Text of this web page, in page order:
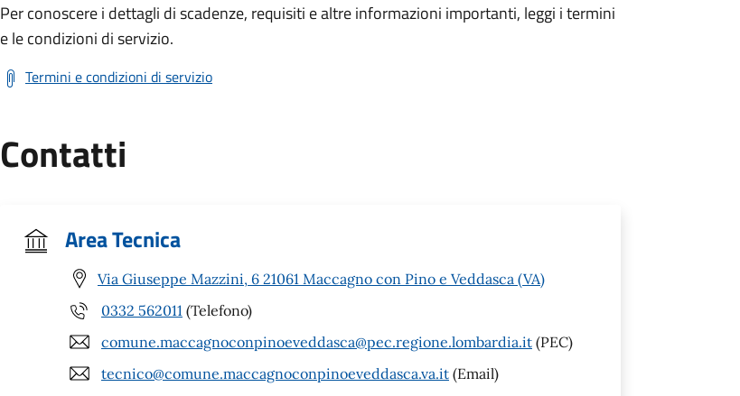
Per conoscere i dettagli di scadenze, requisiti e altre informazioni importanti, leggi i termini
e le condizioni di servizio.
Termini e condizioni di servizio
Contatti
Area Tecnica
Via Giuseppe Mazzini, 6 21061 Maccagno con Pino e Veddasca (VA)
0332 562011 (Telefono)
comune.maccagnoconpinoeveddasca@pec.regione.lombardia.it (PEC)
tecnico@comune.maccagnoconpinoeveddasca.va.it (Email)